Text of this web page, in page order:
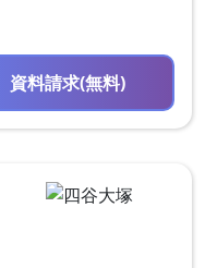
資料請求(無料)